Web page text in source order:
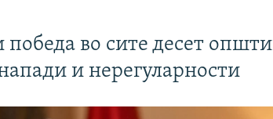
победа во сите десет
и нерегуларности